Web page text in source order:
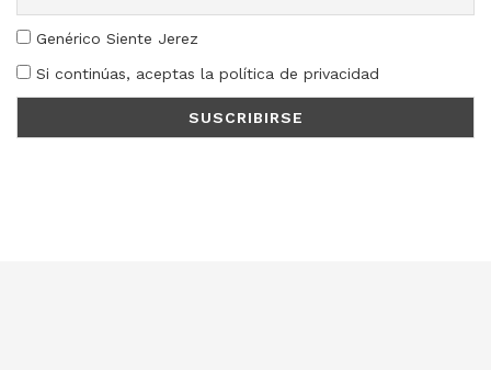
Genérico Siente Jerez
Si continúas, aceptas la política de privacidad